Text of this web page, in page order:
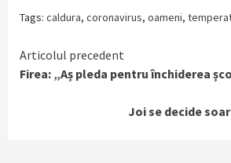
Tags: caldura, coronavirus, oameni,
Continue
Reading
Articolul precedent
Firea: „Aș pleda pentru închiderea
Joi se decide